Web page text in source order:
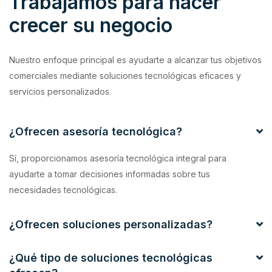
crecer su negocio
Nuestro enfoque principal es ayudarte a alcanzar tus objetivos
comerciales mediante soluciones tecnológicas eficaces y
servicios personalizados.
¿Ofrecen asesoría tecnológica?
Sí, proporcionamos asesoría tecnológica integral para
ayudarte a tomar decisiones informadas sobre tus
necesidades tecnológicas.
¿Ofrecen soluciones personalizadas?
¿Qué tipo de soluciones tecnológicas